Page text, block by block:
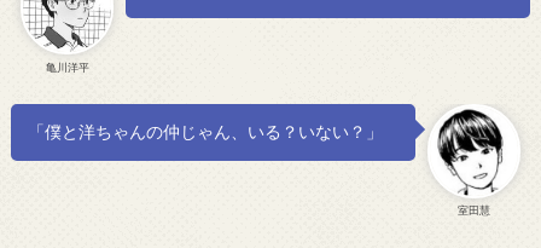
亀川洋平
室田慧
「僕と洋ちゃんの仲じゃん、いる？いない？」